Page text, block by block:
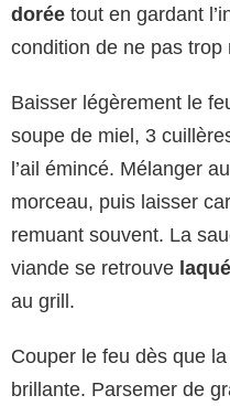
dorée tout en gardant
condition de ne pas trop
Baisser légèrement le
soupe de miel, 3
l’ail émincé. Mélanger
morceau, puis laisser
remuant souvent. La
viande se retrouve
au grill.
Couper le feu dès que
brillante. Parsemer de